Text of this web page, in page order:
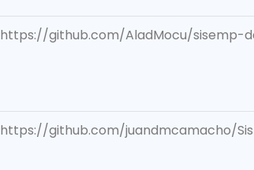
https://github.com/AladMocu/sisemp-
https://github.com/juandmcamacho/